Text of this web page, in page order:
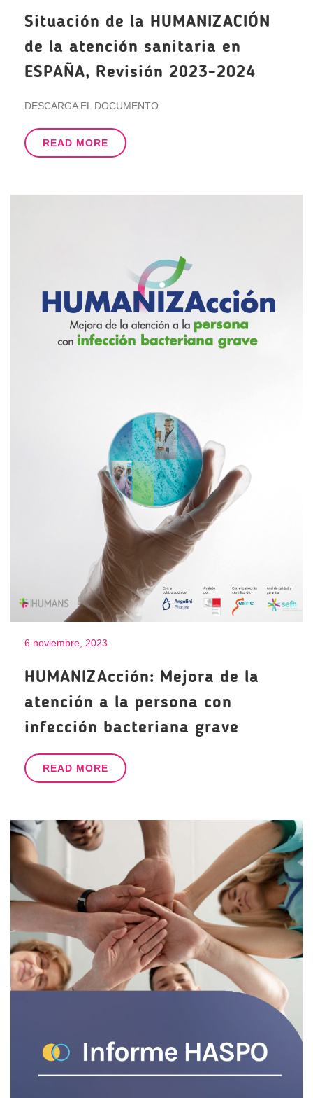
Situación de la HUMANIZACIÓN
de la atención sanitaria en
ESPAÑA, Revisión 2023-2024
DESCARGA EL DOCUMENTO
READ MORE
6 noviembre, 2023
HUMANIZAcción: Mejora de la
atención a la persona con
infección bacteriana grave
READ MORE